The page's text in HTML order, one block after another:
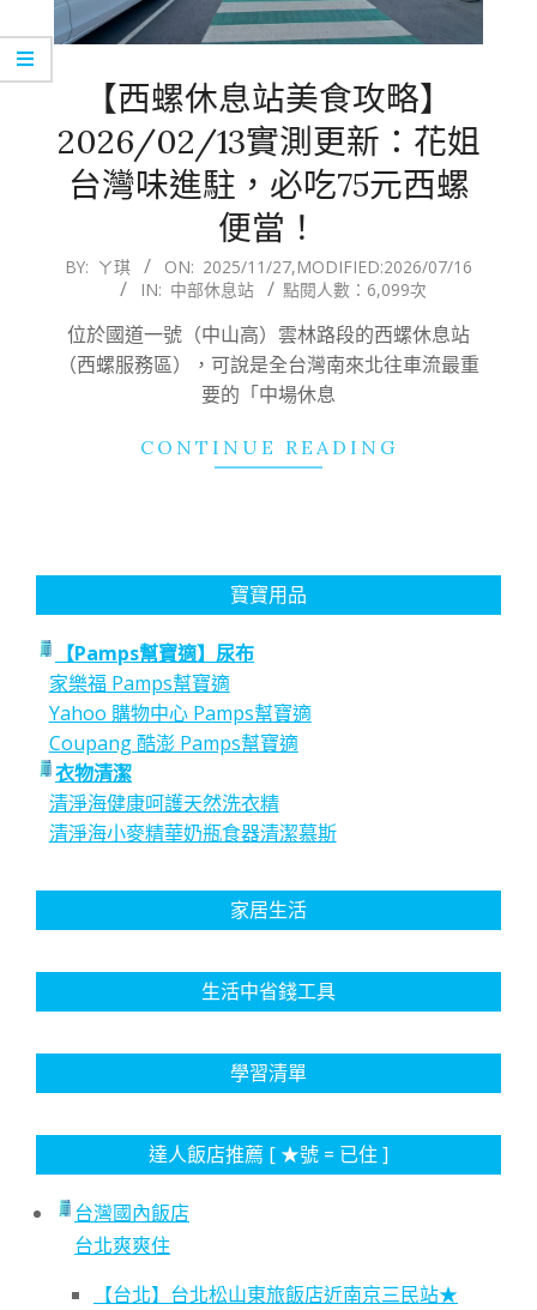
【西螺休息站美食攻略】
2026/02/13實測更新：花姐
台灣味進駐，必吃75元西螺
便當！
2025-
27
BY: ㄚ琪 ON: 2025/11/27,MODIFIED:2026/07/16
IN: 中部休息站 點閱人數：6,099次
位於國道一號（中山高）雲林路段的西螺休息站
（西螺服務區），可說是全台灣南來北往車流最重
要的「中場休息
CONTINUE READING
寶寶用品
【Pamps幫寶適】尿布
家樂福 Pamps幫寶適
Yahoo 購物中心 Pamps幫寶適
Coupang 酷澎 Pamps幫寶適
衣物清潔
清淨海健康呵護天然洗衣精
清淨海小麥精華奶瓶食器清潔慕斯
家居生活
生活中省錢工具
學習清單
達人飯店推薦 [ ★號 = 已住 ]
台灣國內飯店
台北爽爽住
【台北】台北松山東旅飯店近南京三民站★